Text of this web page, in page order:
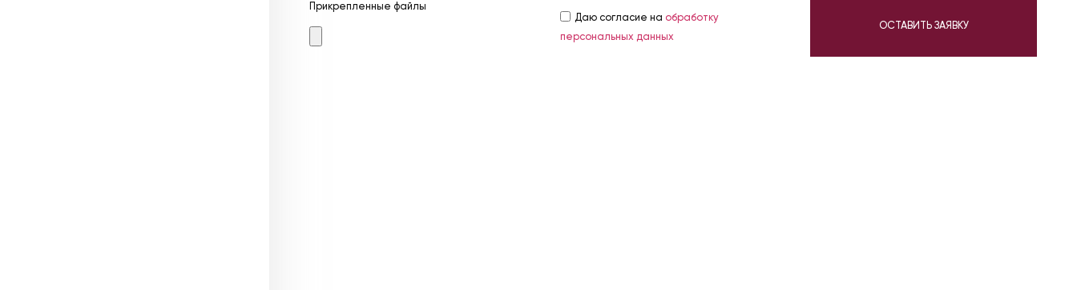
Прикрепленные файлы
Даю согласие на обработку
персональных данных
ОСТАВИТЬ ЗАЯВКУ